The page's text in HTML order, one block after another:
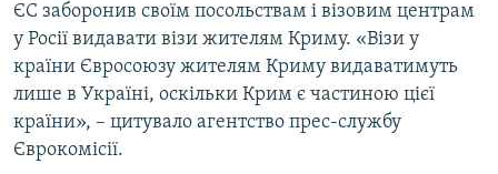
ЄС заборонив своїм посольствам і візовим центрам
у Росії видавати візи жителям Криму. «Візи у
країни Євросоюзу жителям Криму видаватимуть
лише в Україні, оскільки Крим є частиною цієї
країни», – цитувало агентство прес-службу
Єврокомісії.